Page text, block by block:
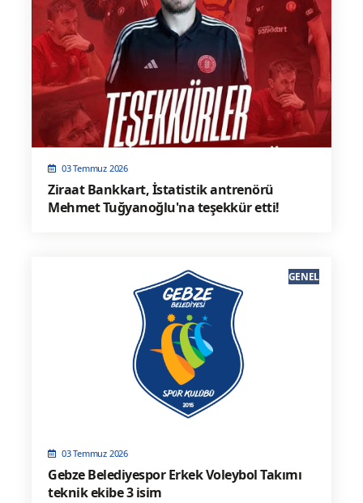
03 Temmuz 2026
Ziraat Bankkart, İstatistik antrenörü
Mehmet Tuğyanoğlu'na teşekkür etti!
03 Temmuz 2026
Gebze Belediyespor Erkek Voleybol Takımı
teknik ekibe 3 isim
GENEL